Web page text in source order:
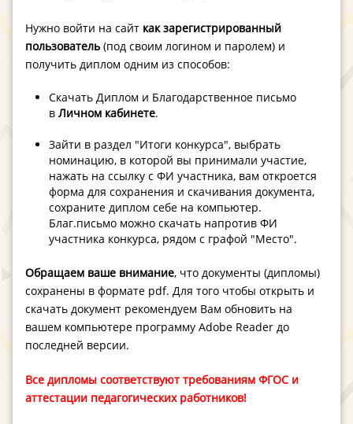
Нужно войти на сайт как зарегистрированный
пользователь (под своим логином и паролем) и
получить диплом одним из способов:
Скачать Диплом и Благодарственное письмо
в Личном кабинете.
Зайти в раздел "Итоги конкурса", выбрать
номинацию, в которой вы принимали участие,
нажать на ссылку с ФИ участника, вам откроется
форма для сохранения и скачивания документа,
сохраните диплом себе на компьютер.
Благ.письмо можно скачать напротив ФИ
участника конкурса, рядом с графой "Место".
Обращаем ваше внимание, что документы (дипломы)
сохранены в формате pdf. Для того чтобы открыть и
скачать документ рекомендуем Вам обновить на
вашем компьютере программу Adobe Reader до
последней версии.
Все дипломы соответствуют требованиям ФГОС и
аттестации педагогических работников!